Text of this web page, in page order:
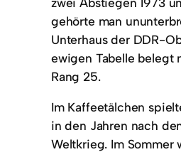
gehörte man
Unterhaus der DDR-
ewigen Tabelle belegt
Rang 25.
Im Kaffeetälchen
in den Jahren nach
Weltkrieg. Im Sommer